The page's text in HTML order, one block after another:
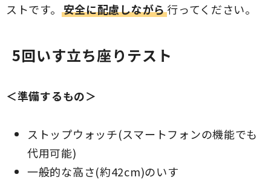
ストです。 安全に配慮しながら行ってください。
5回いす立ち座りテスト
＜準備するもの＞
ストップウォッチ(スマートフォンの機能でも
代用可能)
一般的な高さ(約42cm)のいす